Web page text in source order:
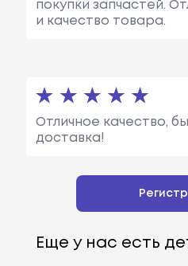
покупки запчастей.
и качество товара.
Отличное качество,
доставка!
Еще у нас есть